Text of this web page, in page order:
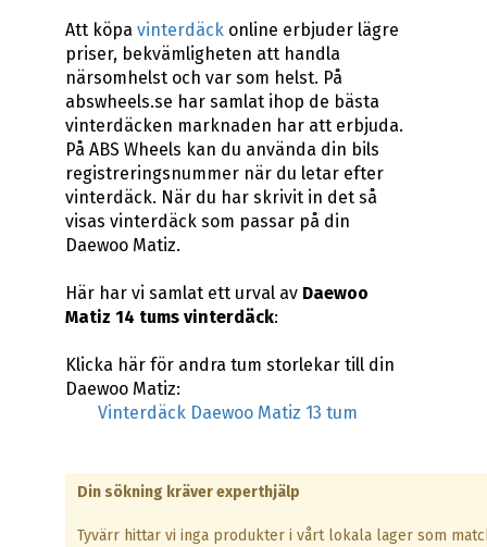
Att köpa vinterdäckonline erbjuder lägre
priser, bekvämligheten att handla
närsomhelst och var som helst. På
abswheels.se har samlat ihop de bästa
vinterdäcken marknaden har att erbjuda.
På ABS Wheels kan du använda din bils
registreringsnummer när du letar efter
vinterdäck. När du har skrivit in det så
visas vinterdäck som passar på din
Daewoo Matiz.
Här har vi samlat ett urval av Daewoo
Matiz 14 tums vinterdäck:
Klicka här för andra tum storlekar till din
Daewoo Matiz:
Vinterdäck Daewoo Matiz 13 tum
Din sökning kräver experthjälp
Tyvärr hittar vi inga produkter i vårt lokala lager som